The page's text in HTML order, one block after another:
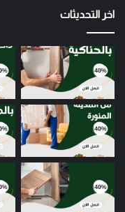
اخر التحديثات